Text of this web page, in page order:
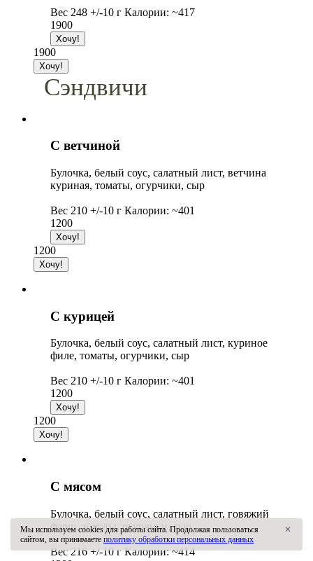
Вес 248 +/-10 г Калории: ~417
1900
1900
Сэндвичи
С ветчиной
Булочка, белый соус, салатный лист, ветчина
куриная, томаты, огурчики, сыр
Вес 210 +/-10 г Калории: ~401
1200
1200
С курицей
Булочка, белый соус, салатный лист, куриное
филе, томаты, огурчики, сыр
Вес 210 +/-10 г Калории: ~401
1200
1200
С мясом
Булочка, белый соус, салатный лист, говяжий
фарш, томаты, огурчики, сыр
Вес 216 +/-10 г Калории: ~414
Мы используем cookies для работы сайта. Продолжая пользоваться
сайтом, вы принимаете политику обработки персональных данных
✕